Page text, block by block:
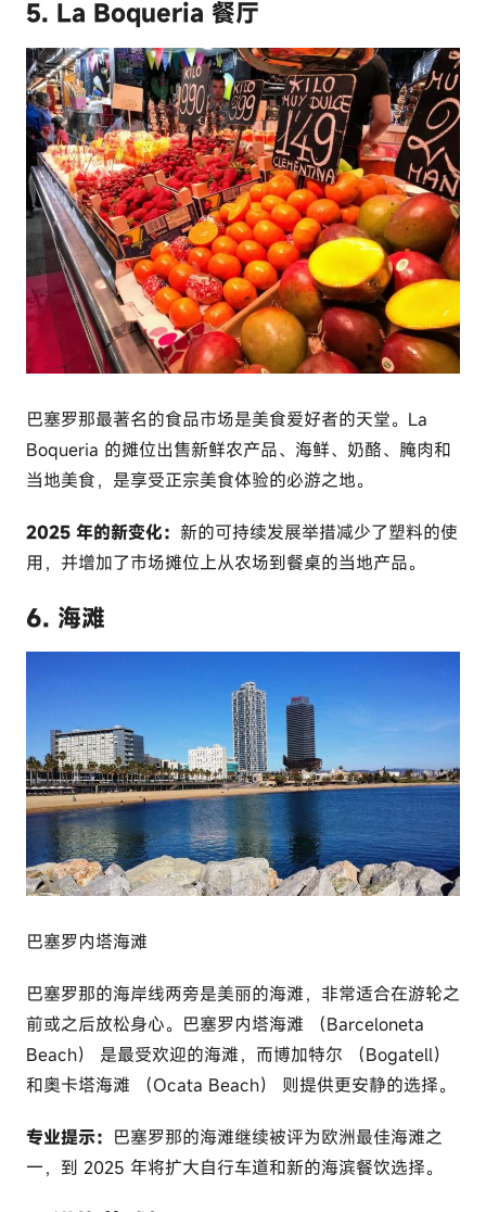
5. La Boqueria 餐厅
巴塞罗那最著名的食品市场是美食爱好者的天堂。La
Boqueria 的摊位出售新鲜农产品、海鲜、奶酪、腌肉和
当地美食，是享受正宗美食体验的必游之地。
2025 年的新变化： 新的可持续发展举措减少了塑料的使
用，并增加了市场摊位上从农场到餐桌的当地产品。
6. 海滩
巴塞罗内塔海滩
巴塞罗那的海岸线两旁是美丽的海滩，非常适合在游轮之
前或之后放松身心。巴塞罗内塔海滩 （Barceloneta
Beach） 是最受欢迎的海滩，而博加特尔 （Bogatell）
和奥卡塔海滩 （Ocata Beach） 则提供更安静的选择。
专业提示： 巴塞罗那的海滩继续被评为欧洲最佳海滩之
一，到 2025 年将扩大自行车道和新的海滨餐饮选择。